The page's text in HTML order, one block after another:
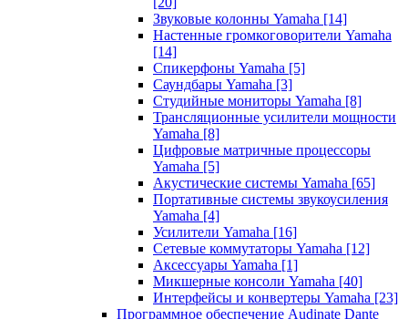
Звуковые колонны Yamaha [14]
Настенные громкоговорители Yamaha
[14]
Спикерфоны Yamaha [5]
Саундбары Yamaha [3]
Студийные мониторы Yamaha [8]
Трансляционные усилители мощности
Yamaha [8]
Цифровые матричные процессоры
Yamaha [5]
Акустические системы Yamaha [65]
Портативные системы звукоусиления
Yamaha [4]
Усилители Yamaha [16]
Сетевые коммутаторы Yamaha [12]
Аксессуары Yamaha [1]
Микшерные консоли Yamaha [40]
Интерфейсы и конвертеры Yamaha [23]
Программное обеспечение Audinate Dante